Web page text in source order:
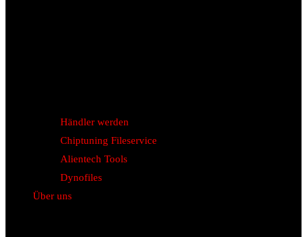
Händler werden
Chiptuning Fileservice
Alientech Tools
Dynofiles
Über uns